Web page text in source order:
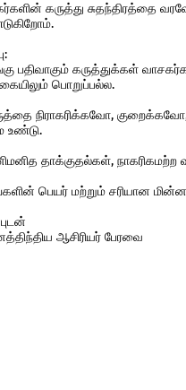
கருத்து சுதந்திரத்தை
பதிவாகும் கருத்துக்கள்
பொறுப்பல்ல.
நிராகரிக்கவோ,
உண்டு.
தாக்குதல்கள், நாகரிகமற்ற
பெயர் மற்றும் சரியான
ஆசிரியர் பேரவை